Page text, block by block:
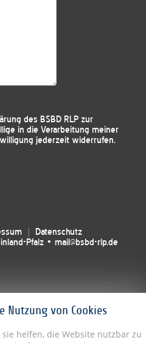
Nutzung von Cookies
helfen, die Website nutzbar zu
des BSBD RLP zur
in die Verarbeitung meiner
jederzeit widerrufen.
Datenschutz
Pfalz • mail@bsbd-rlp.de